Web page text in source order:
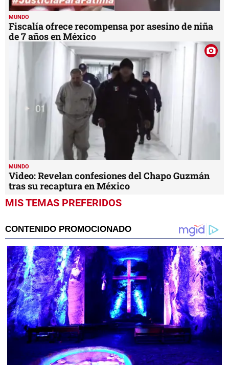
MUNDO
Fiscalía ofrece recompensa por asesino de niña
de 7 años en México
MUNDO
Video: Revelan confesiones del Chapo Guzmán
tras su recaptura en México
MIS TEMAS PREFERIDOS